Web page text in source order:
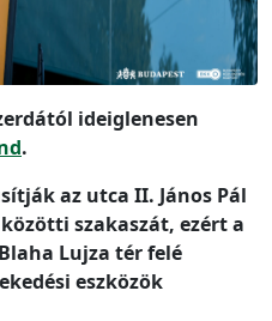
ideiglenesen
.
az utca II. János Pál
szakaszát, ezért a
Lujza tér felé
eszközök